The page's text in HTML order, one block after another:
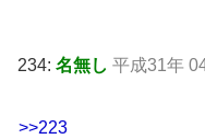
234: 名無し 平成31年
>>223